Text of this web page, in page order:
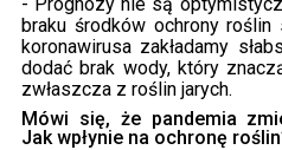
braku środków ochrony roślin
koronawirusa zakładamy
dodać brak wody, który
zwłaszcza z roślin jarych.
Mówi się, że pandemia
Jak wpłynie na ochronę